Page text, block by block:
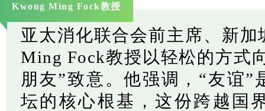
Kwong Ming Fock教授
亚太消化联合会前主席、新
Ming Fock教授以轻松的方式
朋友”致意。他强调，“友谊”
坛的核心根基，这份跨越国